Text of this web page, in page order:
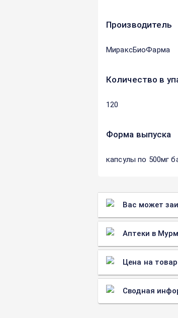
Производитель
МираксБиоФарма
Количество в
120
Форма выпуска
капсулы по 500мг
Вас может
Аптеки в
Цена на
Сводная